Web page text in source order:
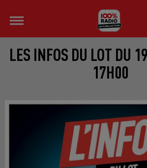
LES INFOS DU LOT DU
17H00